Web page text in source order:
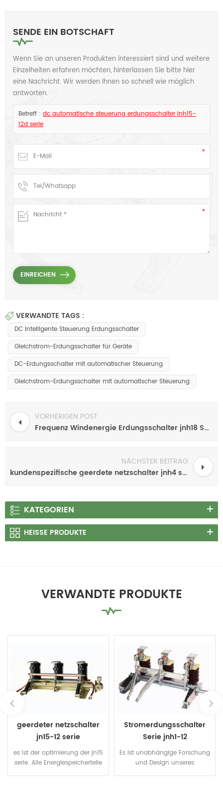
SENDE EIN BOTSCHAFT
Wenn Sie an unseren Produkten interessiert sind und weitere
Einzelheiten erfahren möchten, hinterlassen Sie bitte hier
eine Nachricht. Wir werden Ihnen so schnell wie möglich
antworten.
Betreff : dc automatische steuerung erdungsschalter jnh15-
12d serie
VERWANDTE TAGS :
DC intelligente Steuerung Erdungsschalter
Gleichstrom-Erdungsschalter für Geräte
DC-Erdungsschalter mit automatischer Steuerung
Gleichstrom-Erdungsschalter mit automatischer Steuerung
VORHERIGEN POST
Frequenz Windenergie Erdungsschalter jnh18 Serie
NÄCHSTER BEITRAG
kundenspezifische geerdete netzschalter jnh4 serie
KATEGORIEN
HEISSE PRODUKTE
VERWANDTE PRODUKTE
geerdeter netzschalter
jn15-12 serie
es ist der optimierung der jn15
serie. Alle Energiespeicherteile
Stromerdungsschalter
Serie jnh1-12
Es ist unabhängige Forschung
und Design unseres